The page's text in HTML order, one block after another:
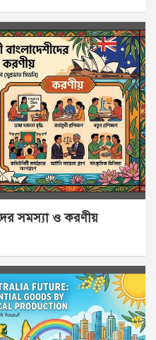
সমস্যা ও করণীয়